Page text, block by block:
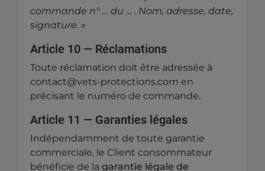
commande n° … du … . Nom, adresse, date,
signature. »
Article 10 — Réclamations
Toute réclamation doit être adressée à
contact@vets-protections.com en
précisant le numéro de commande.
Article 11 — Garanties légales
Indépendamment de toute garantie
commerciale, le Client consommateur
bénéficie de la garantie légale de